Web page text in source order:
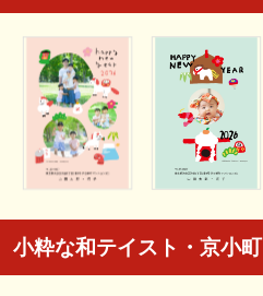
小粋な和テイスト・京小町